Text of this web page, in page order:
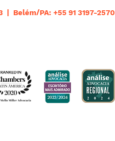
| Belém/PA: +55 91 3197-2570